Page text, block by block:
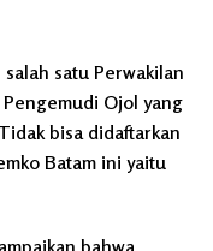
satu Perwakilan
Ojol yang
bisa didaftarkan
Batam ini yaitu